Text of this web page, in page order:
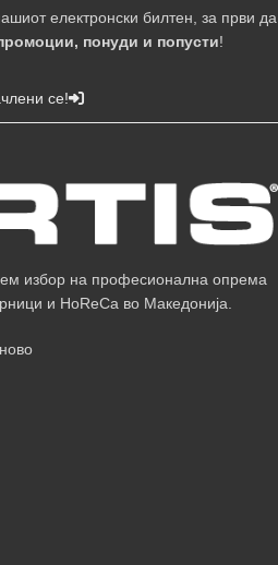
електронски билтен, за први да
понуди и попусти!
се!
избор на професионална опрема
и HoReCa во Македонија.